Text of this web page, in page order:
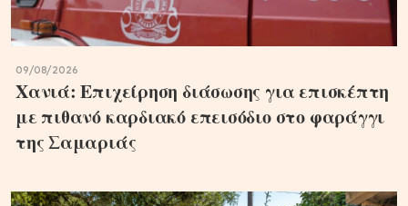
09/08/2026
Χανιά: Επιχείρηση διάσωσης για επισκέπτη
με πιθανό καρδιακό επεισόδιο στο φαράγγι
της Σαμαριάς